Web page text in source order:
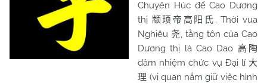
Chuyên Húc đế Cao Dương
thị 颛顼帝高阳氏 . Thời vua
Nghiêu 尧, tằng tôn của Cao
Dương thị là Cao Dao 高陶
đảm nhiệm chức vụ Đại lí 大
理 (vị quan nắm giữ việc hình